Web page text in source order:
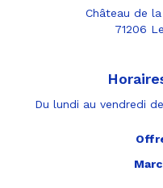
Château de
71206
Du lundi au vendredi